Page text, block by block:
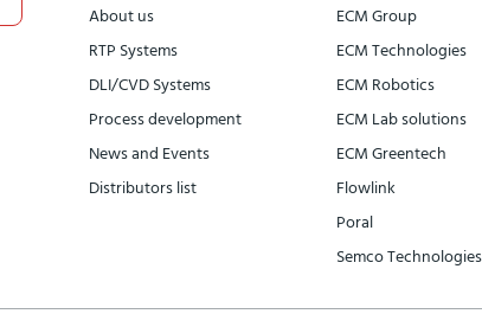
About us
RTP Systems
DLI/CVD Systems
Process development
News and Events
Distributors list
ECM Group
ECM Technologies
ECM Robotics
ECM Lab solutions
ECM Greentech
Flowlink
Poral
Semco Technologies